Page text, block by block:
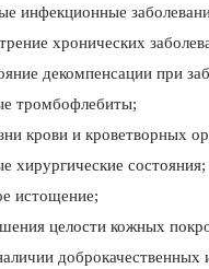
инфекционные
хронических
декомпенсации при
тромбофлебиты;
крови и кроветворных
хирургические состояния;
истощение;
целости кожных
доброкачественных